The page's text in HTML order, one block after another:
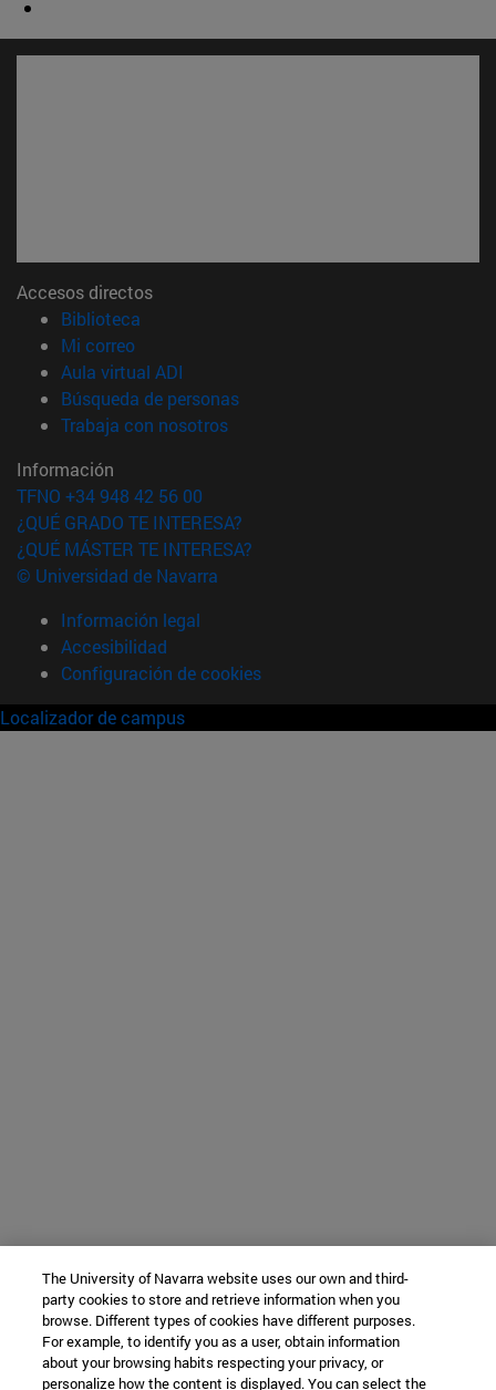
Accesos directos
Biblioteca
Mi correo(abre en nueva ventana)
Aula virtual ADI
Búsqueda de personas(abre en nueva ventana)
Trabaja con nosotros(abre en nueva ventana)
Información
TFNO +34 948 42 56 00
¿QUÉ GRADO TE INTERESA?
¿QUÉ MÁSTER TE INTERESA?
© Universidad de Navarra
Información legal
Accesibilidad
Configuración de cookies
Localizador de campus
The University of Navarra website uses our own and third-
party cookies to store and retrieve information when you
browse. Different types of cookies have different purposes.
For example, to identify you as a user, obtain information
about your browsing habits respecting your privacy, or
personalize how the content is displayed. You can select the